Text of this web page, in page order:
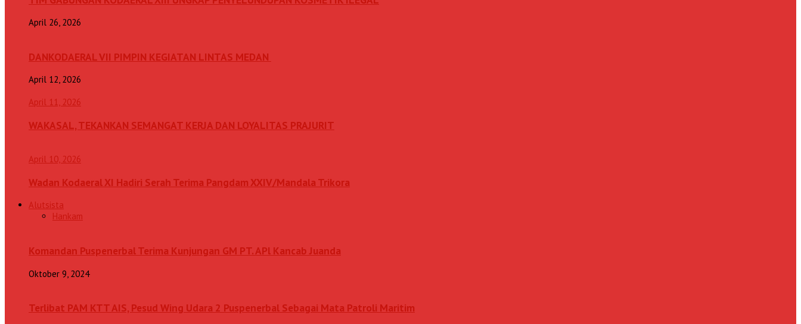
April 26, 2026
DANKODAERAL VII PIMPIN KEGIATAN LINTAS MEDAN
April 12, 2026
April 11, 2026
WAKASAL, TEKANKAN SEMANGAT KERJA DAN LOYALITAS PRAJURIT
April 10, 2026
Wadan Kodaeral XI Hadiri Serah Terima Pangdam XXIV/Mandala Trikora
Alutsista
Hankam
Komandan Puspenerbal Terima Kunjungan GM PT. APl Kancab Juanda
Oktober 9, 2024
Terlibat PAM KTT AIS, Pesud Wing Udara 2 Puspenerbal Sebagai Mata Patroli Maritim